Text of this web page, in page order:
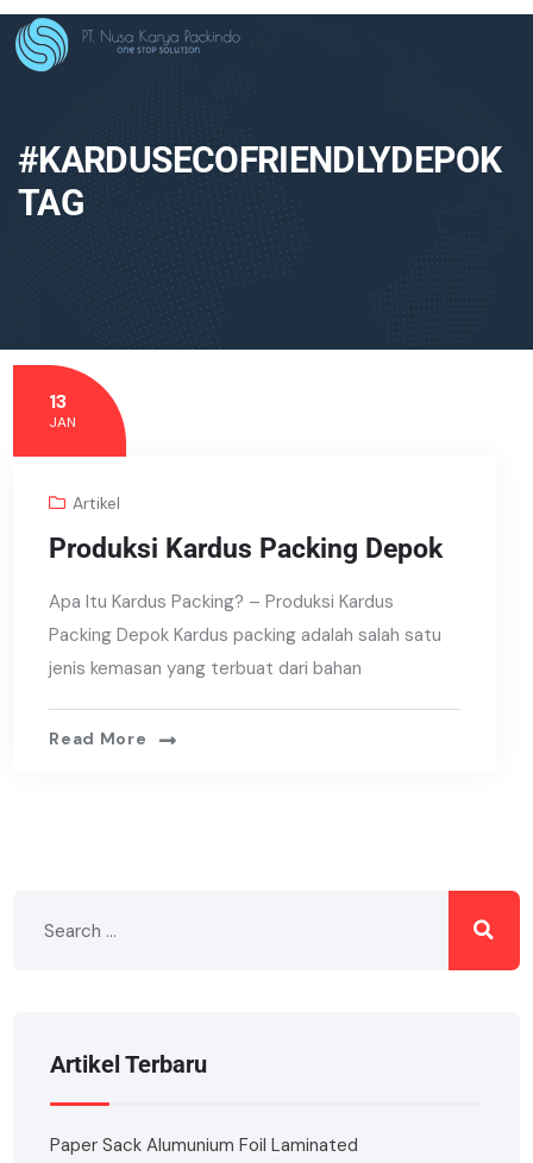
#KARDUSECOFRIENDLYDEPOK
TAG
13
JAN
Artikel
Produksi Kardus Packing Depok
Apa Itu Kardus Packing? – Produksi Kardus
Packing Depok Kardus packing adalah salah satu
jenis kemasan yang terbuat dari bahan
Read More
Artikel Terbaru
Paper Sack Alumunium Foil Laminated